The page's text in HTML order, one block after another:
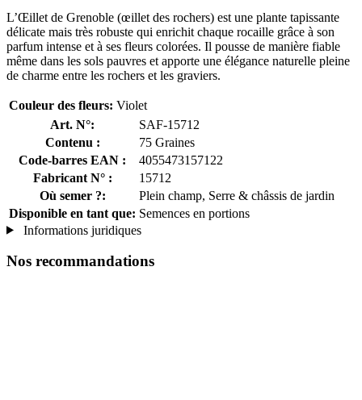
L’Œillet de Grenoble (œillet des rochers) est une plante tapissante
délicate mais très robuste qui enrichit chaque rocaille grâce à son
parfum intense et à ses fleurs colorées. Il pousse de manière fiable
même dans les sols pauvres et apporte une élégance naturelle pleine
de charme entre les rochers et les graviers.
Couleur des fleurs: Violet
Art. N°:
SAF-15712
Contenu :
75 Graines
Code-barres EAN :
4055473157122
Fabricant N° :
15712
Où semer ?:
Plein champ, Serre & châssis de jardin
Disponible en tant que: Semences en portions
Informations juridiques
Nos recommandations